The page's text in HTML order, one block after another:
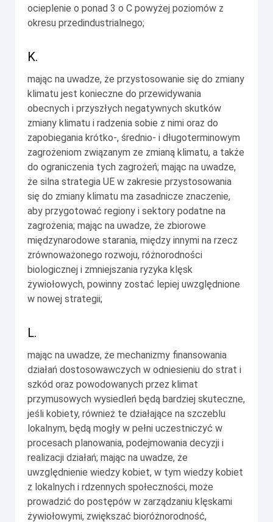
ocieplenie o ponad 3 o C powyżej poziomów z
okresu przedindustrialnego;
K.
mając na uwadze, że przystosowanie się do zmiany
klimatu jest konieczne do przewidywania
obecnych i przyszłych negatywnych skutków
zmiany klimatu i radzenia sobie z nimi oraz do
zapobiegania krótko-, średnio- i długoterminowym
zagrożeniom związanym ze zmianą klimatu, a także
do ograniczenia tych zagrożeń; mając na uwadze,
że silna strategia UE w zakresie przystosowania
się do zmiany klimatu ma zasadnicze znaczenie,
aby przygotować regiony i sektory podatne na
zagrożenia; mając na uwadze, że zbiorowe
międzynarodowe starania, między innymi na rzecz
zrównoważonego rozwoju, różnorodności
biologicznej i zmniejszania ryzyka klęsk
żywiołowych, powinny zostać lepiej uwzględnione
w nowej strategii;
L.
mając na uwadze, że mechanizmy finansowania
działań dostosowawczych w odniesieniu do strat i
szkód oraz powodowanych przez klimat
przymusowych wysiedleń będą bardziej skuteczne,
jeśli kobiety, również te działające na szczeblu
lokalnym, będą mogły w pełni uczestniczyć w
procesach planowania, podejmowania decyzji i
realizacji działań; mając na uwadze, że
uwzględnienie wiedzy kobiet, w tym wiedzy kobiet
z lokalnych i rdzennych społeczności, może
prowadzić do postępów w zarządzaniu klęskami
żywiołowymi, zwiększać bioróżnorodność,